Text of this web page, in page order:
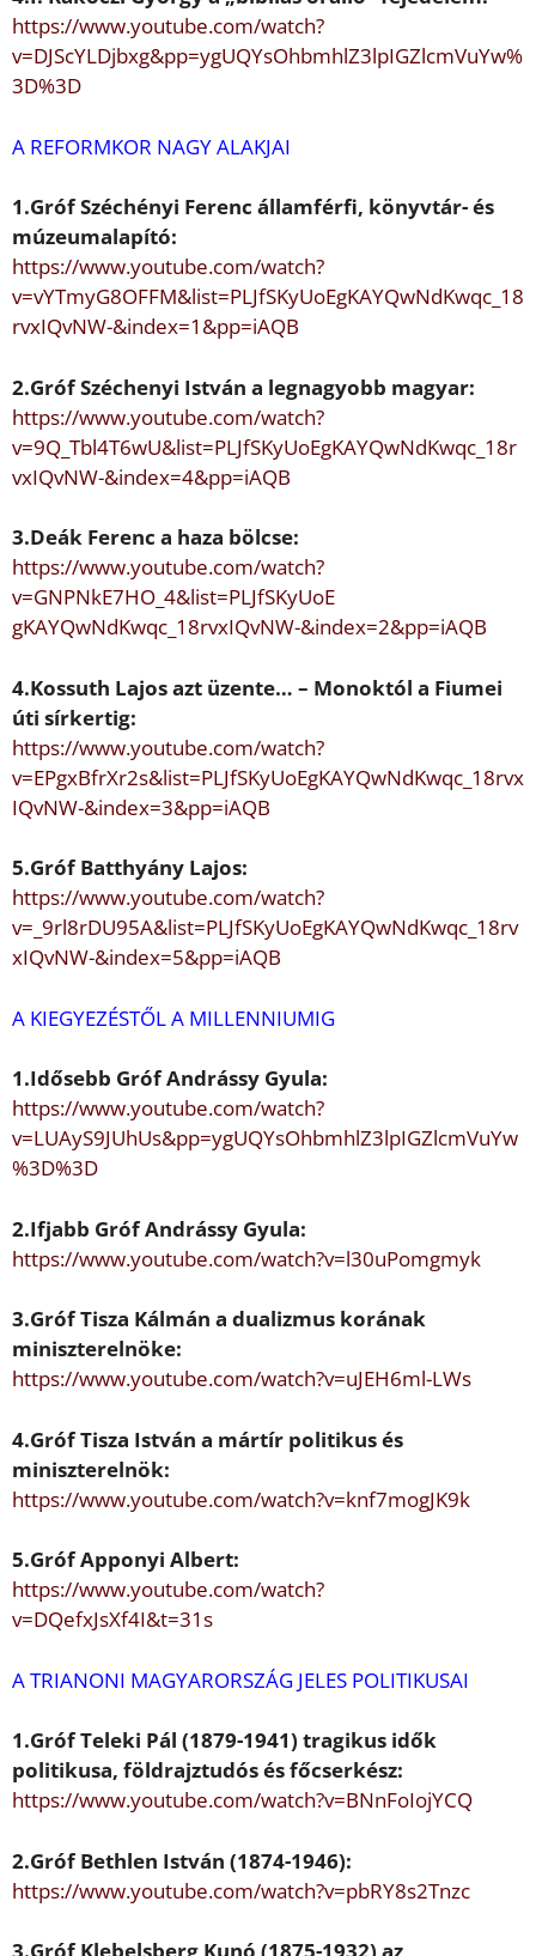
https://www.youtube.com/watch?
v=DJScYLDjbxg&pp=ygUQYsOhbmhlZ3lpIGZlcmVuYw%
3D%3D
A REFORMKOR NAGY ALAKJAI
1.GrófSzéchényi Ferenc államférfi, könyvtár- és
múzeumalapító:
https://www.youtube.com/watch?
v=vYTmyG8OFFM&list=PLJfSKyUoEgKAYQwNdKwqc_18
rvxIQvNW-&index=1&pp=iAQB
2.GrófSzéchenyi István a legnagyobb magyar:
https://www.youtube.com/watch?
v=9Q_Tbl4T6wU&list=PLJfSKyUoEgKAYQwNdKwqc_18r
vxIQvNW-&index=4&pp=iAQB
3.Deák Ferenc a haza bölcse:
https://www.youtube.com/watch?
v=GNPNkE7HO_4&list=PLJfSKyUoE
gKAYQwNdKwqc_18rvxIQvNW-&index=2&pp=iAQB
4.Kossuth Lajosazt üzente… – Monoktól a Fiumei
úti sírkertig:
https://www.youtube.com/watch?
v=EPgxBfrXr2s&list=PLJfSKyUoEgKAYQwNdKwqc_18rvx
IQvNW-&index=3&pp=iAQB
5.Gróf Batthyány Lajos:
https://www.youtube.com/watch?
v=_9rl8rDU95A&list=PLJfSKyUoEgKAYQwNdKwqc_18rv
xIQvNW-&index=5&pp=iAQB
A KIEGYEZÉSTŐL A MILLENNIUMIG
1.Idősebb GrófAndrássy Gyula:
https://www.youtube.com/watch?
v=LUAyS9JUhUs&pp=ygUQYsOhbmhlZ3lpIGZlcmVuYw
%3D%3D
2.Ifjabb GrófAndrássy Gyula:
https://www.youtube.com/watch?v=l30uPomgmyk
3.GrófTisza Kálmán a dualizmus korának
miniszterelnöke:
https://www.youtube.com/watch?v=uJEH6ml-LWs
4.GrófTisza István a mártír politikus és
miniszterelnök:
https://www.youtube.com/watch?v=knf7mogJK9k
5.GrófApponyi Albert:
https://www.youtube.com/watch?
v=DQefxJsXf4I&t=31s
A TRIANONI MAGYARORSZÁG JELES POLITIKUSAI
1.GrófTeleki Pál (1879-1941) tragikus idők
politikusa, földrajztudós és főcserkész:
https://www.youtube.com/watch?v=BNnFoIojYCQ
2.Gróf Bethlen István (1874-1946):
https://www.youtube.com/watch?v=pbRY8s2Tnzc